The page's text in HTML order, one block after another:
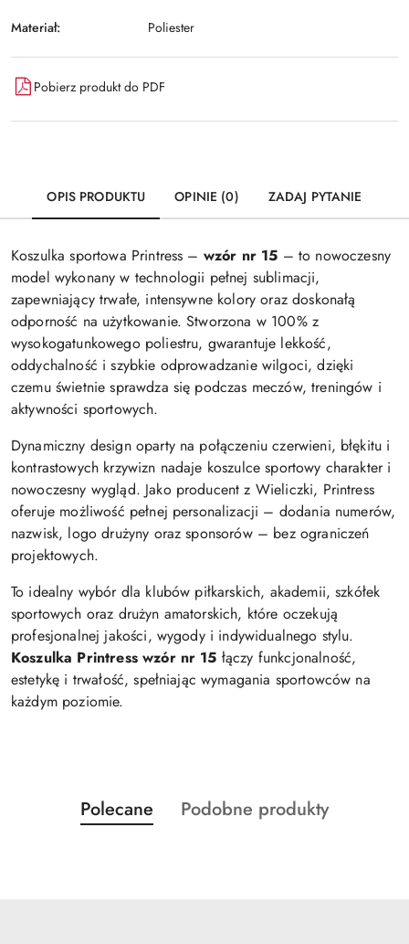
Materiał: Poliester
Pobierz produkt do PDF
OPIS PRODUKTU OPINIE (0) ZADAJ PYTANIE
Koszulka sportowa Printress – wzór nr 15 – to nowoczesny
model wykonany w technologii pełnej sublimacji,
zapewniający trwałe, intensywne kolory oraz doskonałą
odporność na użytkowanie. Stworzona w 100% z
wysokogatunkowego poliestru, gwarantuje lekkość,
oddychalność i szybkie odprowadzanie wilgoci, dzięki
czemu świetnie sprawdza się podczas meczów, treningów i
aktywności sportowych.
Dynamiczny design oparty na połączeniu czerwieni, błękitu i
kontrastowych krzywizn nadaje koszulce sportowy charakter i
nowoczesny wygląd. Jako producent z Wieliczki, Printress
oferuje możliwość pełnej personalizacji – dodania numerów,
nazwisk, logo drużyny oraz sponsorów – bez ograniczeń
projektowych.
To idealny wybór dla klubów piłkarskich, akademii, szkółek
sportowych oraz drużyn amatorskich, które oczekują
profesjonalnej jakości, wygody i indywidualnego stylu.
Koszulka Printress wzór nr 15 łączy funkcjonalność,
estetykę i trwałość, spełniając wymagania sportowców na
każdym poziomie.
Pomiń karuzelę produktów
Produkty
o
Polecane
Produkty
Podobne produkty